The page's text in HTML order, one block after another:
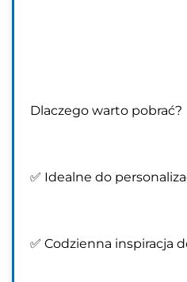
Dlaczego warto pobrać?
✅ Idealne do
✅ Codzienna inspiracja